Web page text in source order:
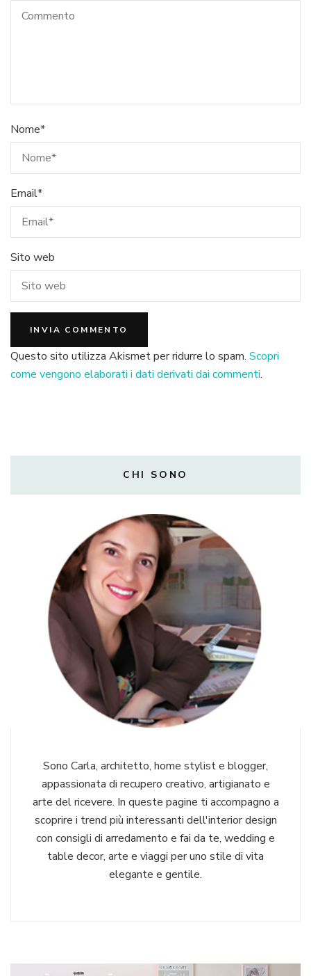
Nome*
Email*
Sito web
Questo sito utilizza Akismet per ridurre lo spam. Scopri
come vengono elaborati i dati derivati dai commenti.
CHI SONO
Sono Carla, architetto, home stylist e blogger,
appassionata di recupero creativo, artigianato e
arte del ricevere. In queste pagine ti accompagno a
scoprire i trend più interessanti dell'interior design
con consigli di arredamento e fai da te, wedding e
table decor, arte e viaggi per uno stile di vita
elegante e gentile.